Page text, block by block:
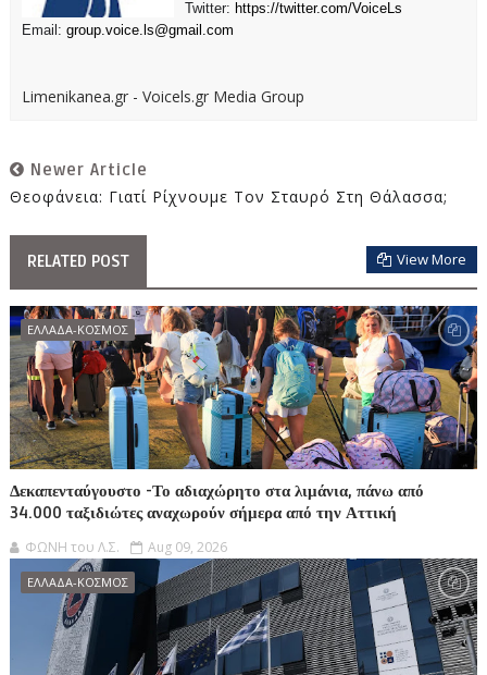
Twitter: https://twitter.com/VoiceLs
Email: group.voice.ls@gmail.com
Limenikanea.gr - Voicels.gr Media Group
Newer Article
Θεοφάνεια: Γιατί Ρίχνουμε Τον Σταυρό Στη Θάλασσα;
RELATED POST View More
ΕΛΛΑΔΑ-ΚΟΣΜΟΣ
Δεκαπενταύγουστο -Το αδιαχώρητο στα λιμάνια, πάνω από
34.000 ταξιδιώτες αναχωρούν σήμερα από την Αττική
ΦΩΝΗ του Λ.Σ. Aug 09, 2026
ΕΛΛΑΔΑ-ΚΟΣΜΟΣ